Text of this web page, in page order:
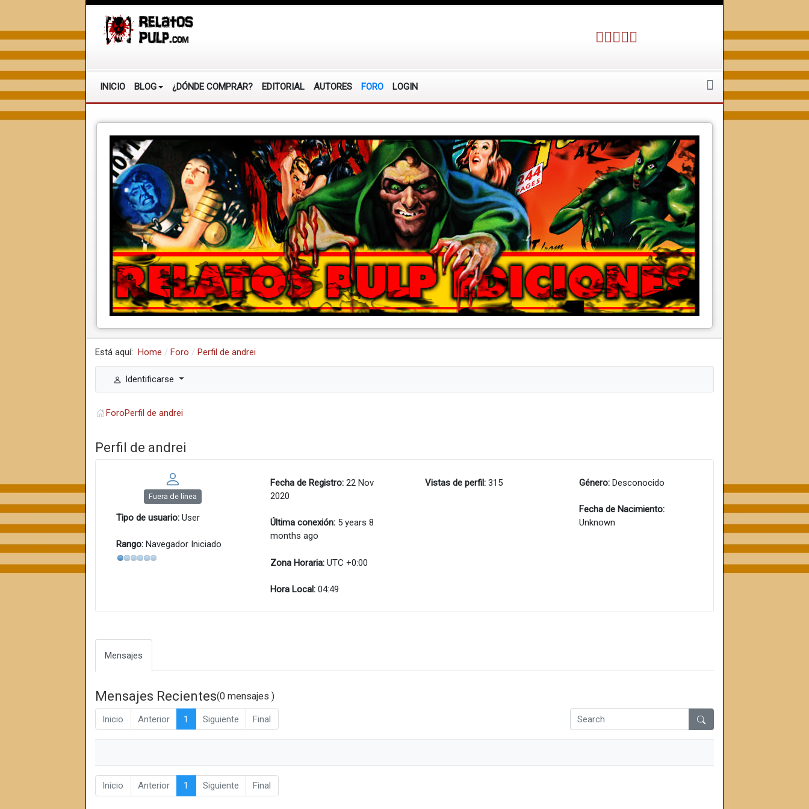
INICIO BLOG ¿DÓNDE COMPRAR? EDITORIAL AUTORES FORO LOGIN
Está aquí: Home Foro Perfil de andrei
Identificarse
ForoPerfil de andrei
Perfil de andrei
Fuera de línea
Tipo de usuario: User
Rango: Navegador Iniciado
Fecha de Registro: 22 Nov
2020
Última conexión: 5 years 8
months ago
Zona Horaria: UTC +0:00
Hora Local: 04:49
Vistas de perfil: 315 Género: Desconocido
Fecha de Nacimiento:
Unknown
Mensajes
Mensajes Recientes(0 mensajes )
Inicio Anterior 1 Siguiente Final
Inicio Anterior 1 Siguiente Final